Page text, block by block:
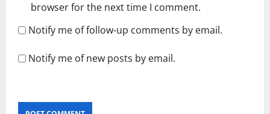
browser for the next time I comment.
Notify me of follow-up comments by email.
Notify me of new posts by email.